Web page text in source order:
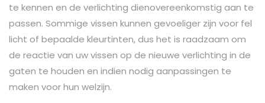
te kennen en de verlichting dienovereenkomstig aan te
passen. Sommige vissen kunnen gevoeliger zijn voor fel
licht of bepaalde kleurtinten, dus het is raadzaam om
de reactie van uw vissen op de nieuwe verlichting in de
gaten te houden en indien nodig aanpassingen te
maken voor hun welzijn.